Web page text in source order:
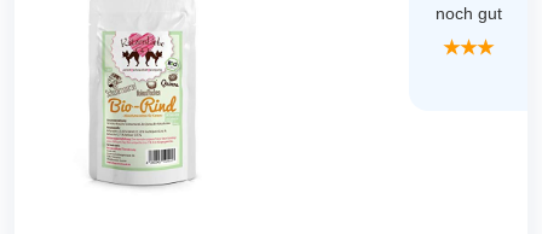
noch gut
★★★